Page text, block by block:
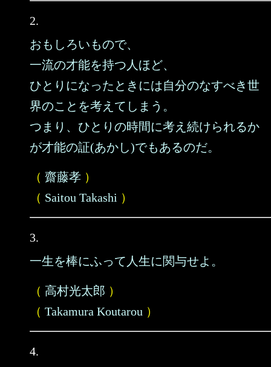
2.
おもしろいもので、
一流の才能を持つ人ほど、
ひとりになったときには自分のなすべき世
界のことを考えてしまう。
つまり、ひとりの時間に考え続けられるか
が才能の証(あかし)でもあるのだ。
（ 齋藤孝 ）
（ Saitou Takashi ）
3.
一生を棒にふって人生に関与せよ。
（ 高村光太郎 ）
（ Takamura Koutarou ）
4.